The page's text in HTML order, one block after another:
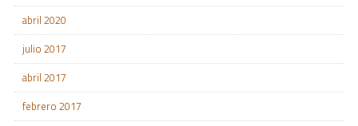
abril 2020
julio 2017
abril 2017
febrero 2017